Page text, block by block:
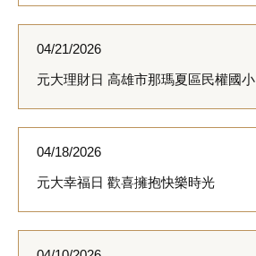
04/21/2026
元大理財日 高雄市那瑪夏區民權國小
04/18/2026
元大幸福日 歡喜擁抱快樂時光